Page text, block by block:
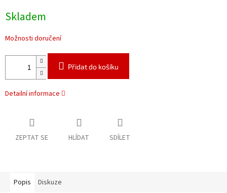
cena:
Skladem
Možnosti doručení
Přidat do košíku
Detailní informace
ZEPTAT SE HLÍDAT SDÍLET
Popis Diskuze